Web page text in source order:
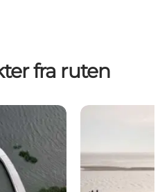
fra ruten
Henne Strand